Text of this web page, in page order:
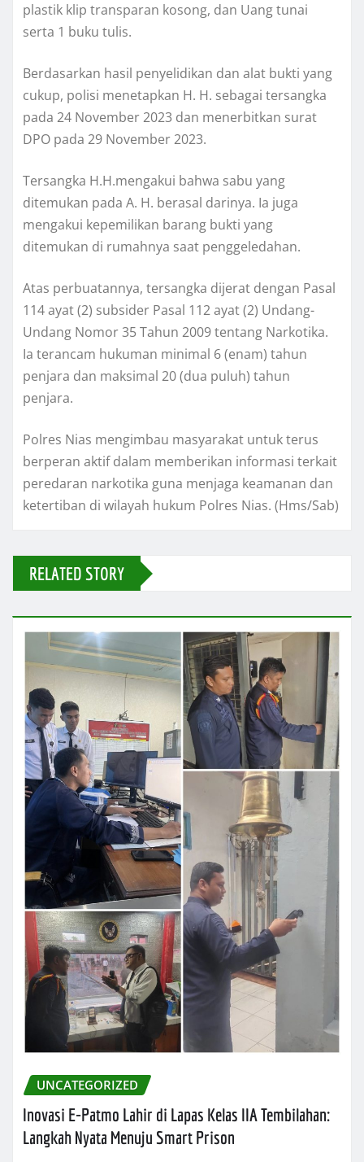
plastik klip transparan kosong, dan Uang tunai
serta 1 buku tulis.
Berdasarkan hasil penyelidikan dan alat bukti yang
cukup, polisi menetapkan H. H. sebagai tersangka
pada 24 November 2023 dan menerbitkan surat
DPO pada 29 November 2023.
Tersangka H.H.mengakui bahwa sabu yang
ditemukan pada A. H. berasal darinya. Ia juga
mengakui kepemilikan barang bukti yang
ditemukan di rumahnya saat penggeledahan.
Atas perbuatannya, tersangka dijerat dengan Pasal
114 ayat (2) subsider Pasal 112 ayat (2) Undang-
Undang Nomor 35 Tahun 2009 tentang Narkotika.
Ia terancam hukuman minimal 6 (enam) tahun
penjara dan maksimal 20 (dua puluh) tahun
penjara.
Polres Nias mengimbau masyarakat untuk terus
berperan aktif dalam memberikan informasi terkait
peredaran narkotika guna menjaga keamanan dan
ketertiban di wilayah hukum Polres Nias. (Hms/Sab)
RELATED STORY
UNCATEGORIZED
Inovasi E-Patmo Lahir di Lapas Kelas IIA Tembilahan:
Langkah Nyata Menuju Smart Prison